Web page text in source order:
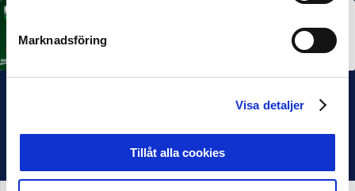
Marknadsföring
Visa detaljer
Tillåt alla cookies
3 JUL 2026